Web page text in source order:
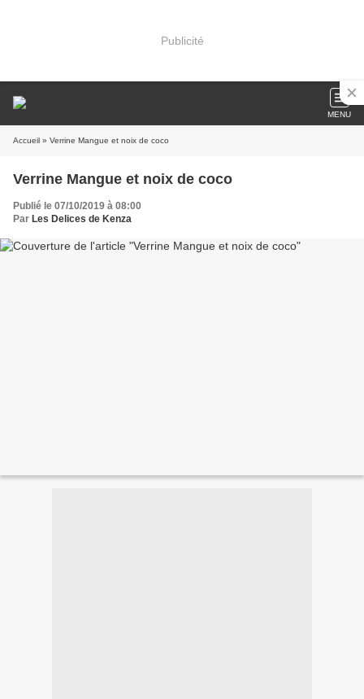
Publicité
MENU
Accueil » Verrine Mangue et noix de coco
Verrine Mangue et noix de coco
Publié le 07/10/2019 à 08:00
Par Les Delices de Kenza